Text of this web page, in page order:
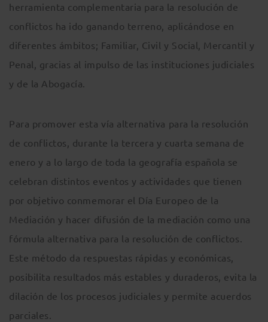
herramienta complementaria para la resolución de
conflictos ha ido ganando terreno, aplicándose en
diferentes ámbitos; Familiar, Civil y Social, Mercantil y
Penal, gracias al impulso de las instituciones judiciales
y de la Abogacía.
Para promover esta vía alternativa para la resolución
de conflictos, durante la tercera y cuarta semana de
enero y a lo largo de toda la geografía española se
celebran distintos eventos y actividades que tienen
por objetivo conmemorar el Día Europeo de la
Mediación y hacer difusión de la mediación como una
fórmula alternativa para la resolución de conflictos.
Este método da respuestas rápidas y económicas,
posibilita resultados más estables y duraderos, evita la
dilación de los procesos judiciales y permite acuerdos
parciales.